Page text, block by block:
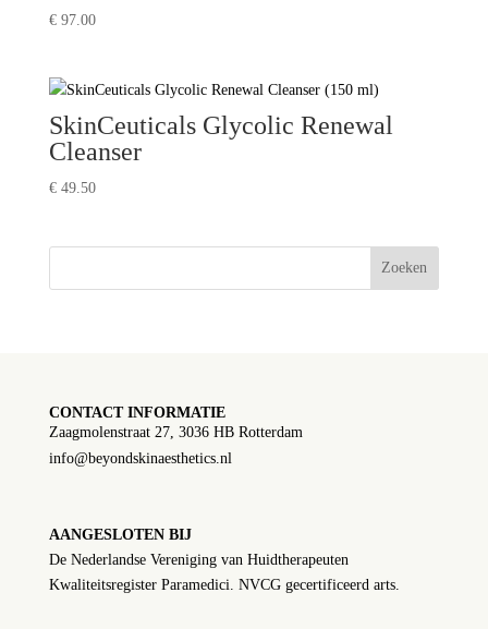
€97.00
SkinCeuticals Glycolic Renewal
Cleanser
€49.50
Zoeken
CONTACT INFORMATIE
Zaagmolenstraat 27, 3036 HB Rotterdam
info@beyondskinaesthetics.nl
AANGESLOTEN BIJ
De Nederlandse Vereniging van Huidtherapeuten
Kwaliteitsregister Paramedici. NVCG gecertificeerd arts.